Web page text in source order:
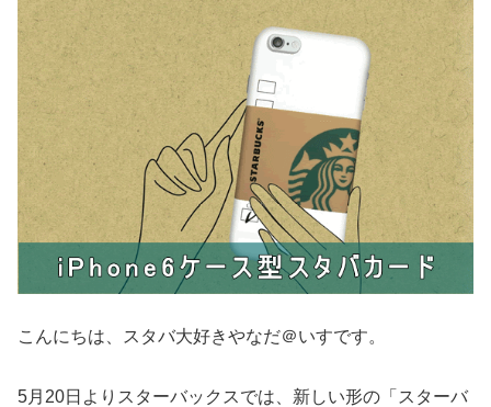
こんにちは、スタバ大好きやなだ＠いすです。
5月20日よりスターバックスでは、新しい形の「スターバ